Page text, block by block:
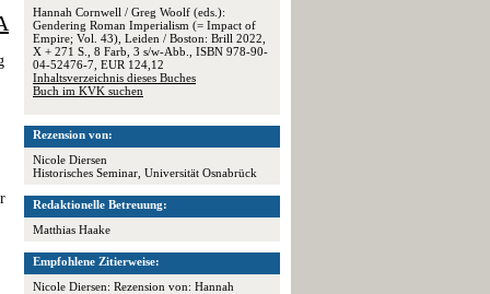
Hannah Cornwell / Greg Woolf (eds.):
Gendering Roman Imperialism (= Impact of
Empire; Vol. 43), Leiden / Boston: Brill 2022,
X + 271 S., 8 Farb, 3 s/w-Abb., ISBN 978-90-
04-52476-7, EUR 124,12
Inhaltsverzeichnis dieses Buches
Buch im KVK suchen
Rezension von:
Nicole Diersen
Historisches Seminar, Universität Osnabrück
Redaktionelle Betreuung:
Matthias Haake
Empfohlene Zitierweise:
Nicole Diersen: Rezension von: Hannah